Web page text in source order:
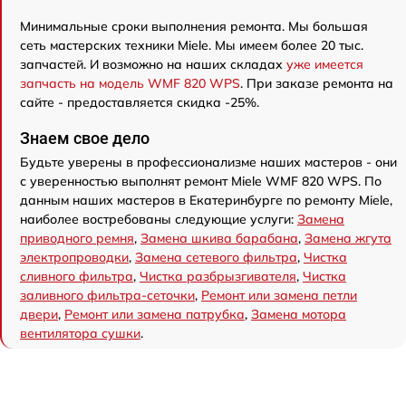
Минимальные сроки выполнения ремонта. Мы большая
сеть мастерских техники Miele. Мы имеем более 20 тыс.
запчастей. И возможно на наших складах уже имеется
запчасть на модель WMF 820 WPS. При заказе ремонта на
сайте - предоставляется скидка -25%.
Знаем свое дело
Будьте уверены в профессионализме наших мастеров - они
с уверенностью выполнят ремонт Miele WMF 820 WPS. По
данным наших мастеров в Екатеринбурге по ремонту Miele,
наиболее востребованы следующие услуги: Замена
приводного ремня, Замена шкива барабана, Замена жгута
электропроводки, Замена сетевого фильтра, Чистка
сливного фильтра, Чистка разбрызгивателя, Чистка
заливного фильтра-сеточки, Ремонт или замена петли
двери, Ремонт или замена патрубка, Замена мотора
вентилятора сушки.